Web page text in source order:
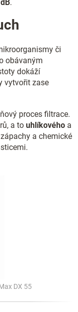
.
či
obávaným
dokáží
vytvořit zase
proces filtrace.
a to uhlíkového a
a chemické
DX 55